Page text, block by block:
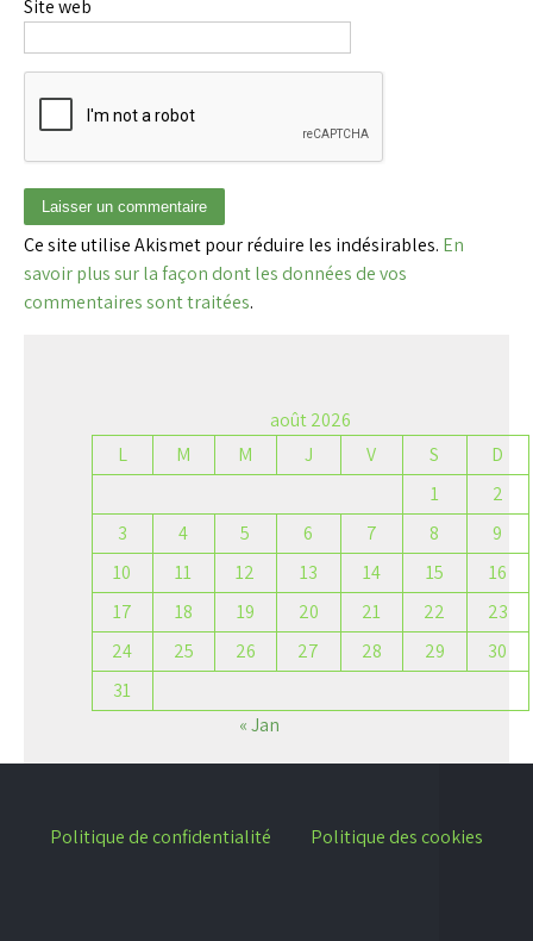
Site web
Ce site utilise Akismet pour réduire les indésirables. En
savoir plus sur la façon dont les données de vos
commentaires sont traitées.
août 2026
L
M M J V S
D
1
2
3
4 5 6 7 8
9
10
11 12 13 14 15
16
17
18 19 20 21 22
23
24
25 26 27 28 29
30
31
« Jan
Politique de confidentialité Politique des cookies